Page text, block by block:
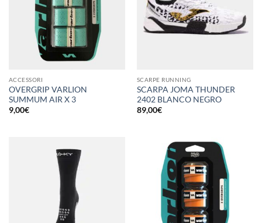
ACCESSORI
OVERGRIP VARLION
SUMMUM AIR X 3
9,00€
SCARPE RUNNING
SCARPA JOMA THUNDER
2402 BLANCO NEGRO
89,00€